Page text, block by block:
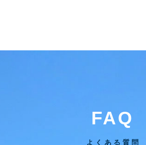
FAQ
よくある質問